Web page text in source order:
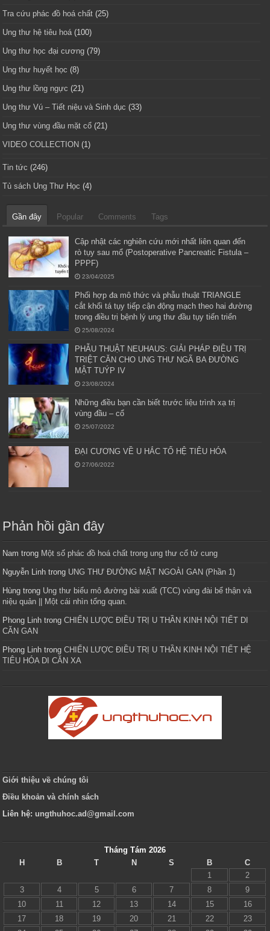
Tra cứu phác đồ hoá chất (25)
Ung thư hệ tiêu hoá (100)
Ung thư học đại cương (79)
Ung thư huyết học (8)
Ung thư lồng ngực (21)
Ung thư Vú – Tiết niệu và Sinh dục (33)
Ung thư vùng đầu mặt cổ (21)
VIDEO COLLECTION (1)
Tin tức (246)
Tủ sách Ung Thư Học (4)
Gần đây Popular Comments Tags
Cập nhật các nghiên cứu mới nhất liên quan đến
rò tụy sau mổ (Postoperative Pancreatic Fistula –
PPPF)
23/04/2025
Phối hợp đa mô thức và phẫu thuật TRIANGLE
cắt khối tá tụy tiếp cận động mạch theo hai đường
trong điều trị bệnh lý ung thư đầu tụy tiến triển
25/08/2024
PHẪU THUẬT NEUHAUS: GIẢI PHÁP ĐIỀU TRỊ
TRIỆT CĂN CHO UNG THƯ NGÃ BA ĐƯỜNG
MẬT TUÝP IV
23/08/2024
Những điều bạn cần biết trước liệu trình xạ trị
vùng đầu – cổ
25/07/2022
ĐẠI CƯƠNG VỀ U HẮC TỐ HỆ TIÊU HÓA
27/06/2022
Phản hồi gần đây
Nam trong Một số phác đồ hoá chất trong ung thư cổ tử cung
Nguyễn Linh trong UNG THƯ ĐƯỜNG MẬT NGOÀI GAN (Phần 1)
Hùng trong Ung thư biểu mô đường bài xuất (TCC) vùng đài bể thận và
niệu quản || Một cái nhìn tổng quan.
Phong Linh trongCHIẾN LƯỢC ĐIỀU TRỊ U THẦN KINH NỘI TIẾT DI
CĂN GAN
Phong Linh trongCHIẾN LƯỢC ĐIỀU TRỊ U THẦN KINH NỘI TIẾT HỆ
TIÊU HÓA DI CĂN XA
Giới thiệu về chúng tôi
Điều khoản và chính sách
Liên hệ:ungthuhoc.ad@gmail.com
Tháng Tám 2026
H
B T N S B
C
1
2
3
4 5 6 7 8
9
10
11 12 13 14 15
16
17
18 19 20 21 22
23